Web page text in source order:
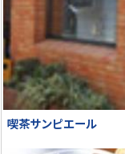
喫茶サンピエール